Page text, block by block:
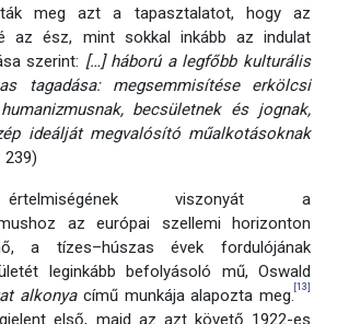
meg azt a tapasztalatot, hogy az
az ész, mint sokkal inkább az indulat
szerint: […] háború a legfőbb kulturális
tagadása: megsemmisítése erkölcsi
becsületnek és jognak,
ideálját megvalósító műalkotásoknak
239)
viszonyát a
az európai szellemi horizonton
a tízes–húszas évek fordulójának
leginkább befolyásoló mű, Oswald
alkonyacímű munkája alapozta meg. [13]
első, majd az azt követő 1922-es